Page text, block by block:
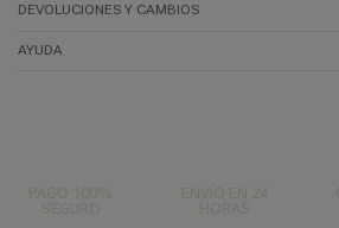
DEVOLUCIONES Y CAMBIOS
AYUDA
PAGO 100%
SEGURO
ENVÍO EN 24
HORAS